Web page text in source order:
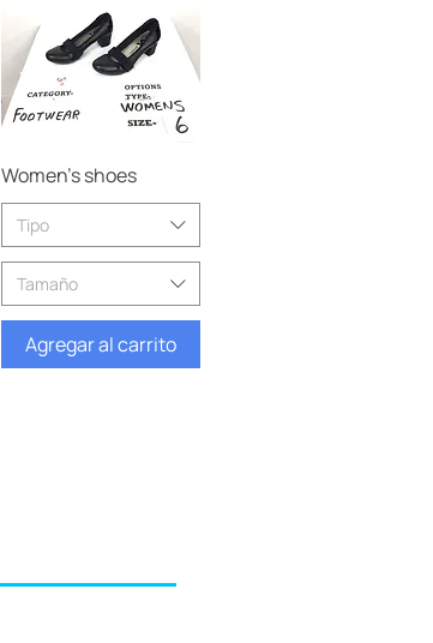
Vista rápida
Women’s shoes
Tipo
Tamaño
Agregar al carrito